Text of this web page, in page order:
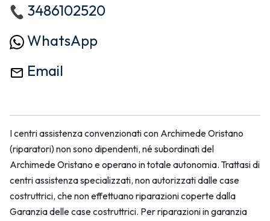
3486102520
WhatsApp
Email
I centri assistenza convenzionati con Archimede Oristano
(riparatori) non sono dipendenti, né subordinati del
Archimede Oristano e operano in totale autonomia. Trattasi di
centri assistenza specializzati, non autorizzati dalle case
costruttrici, che non effettuano riparazioni coperte dalla
Garanzia delle case costruttrici. Per riparazioni in garanzia